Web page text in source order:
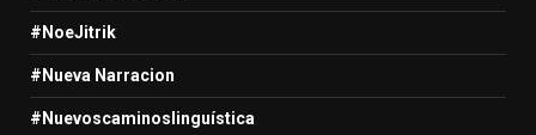
#NoeJitrik
#Nueva Narracion
#Nuevoscaminoslinguística